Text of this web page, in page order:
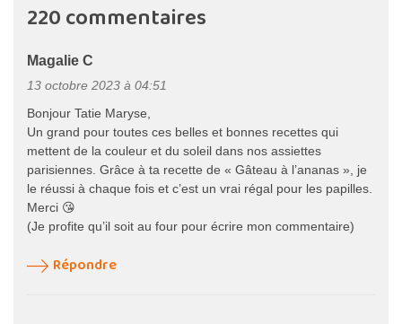
220 commentaires
Magalie C
13 octobre 2023 à 04:51
Bonjour Tatie Maryse,
Un grand pour toutes ces belles et bonnes recettes qui
mettent de la couleur et du soleil dans nos assiettes
parisiennes. Grâce à ta recette de « Gâteau à l’ananas », je
le réussi à chaque fois et c’est un vrai régal pour les papilles.
Merci 😘
(Je profite qu’il soit au four pour écrire mon commentaire)
Répondre